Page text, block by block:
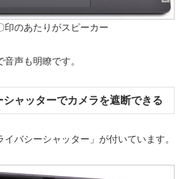
印のあたりがスピーカー
声も明瞭です。
シャッターでカメラを遮断できる
イバシーシャッター」が付いています。